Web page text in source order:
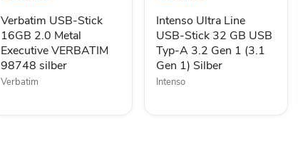
Executive
VERBATIM
98748
silber
Verbatim USB-Stick
16GB 2.0 Metal
Executive VERBATIM
98748 silber
Verbatim
GB
USB
Typ-
A
3.2
Gen
Intenso Ultra Line
USB-Stick 32 GB USB
Typ-A 3.2 Gen 1 (3.1
Gen 1) Silber
Intenso